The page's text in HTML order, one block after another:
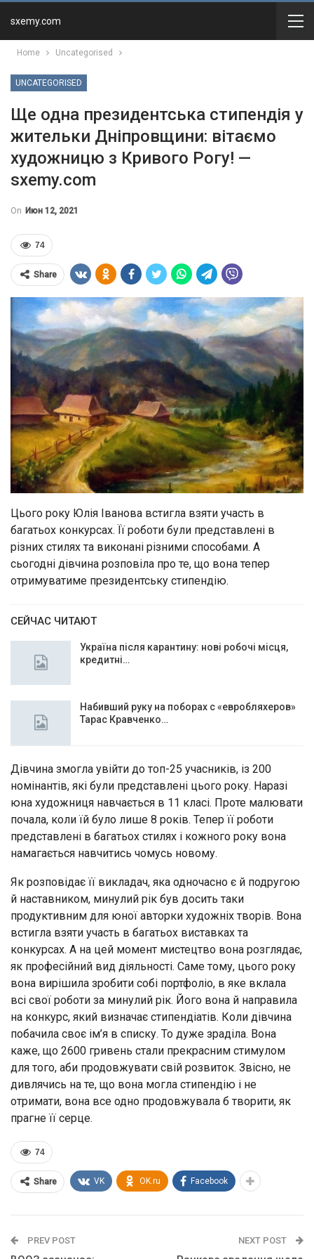
sxemy.com
Home Uncategorised
UNCATEGORISED
Ще одна президентська стипендія у
жительки Дніпровщини: вітаємо
художницю з Кривого Рогу! —
sxemy.com
On Июн 12, 2021
74
Share
Цього року Юлія Іванова встигла взяти участь в
багатьох конкурсах. Її роботи були представлені в
різних стилях та виконані різними способами. А
сьогодні дівчина розповіла про те, що вона тепер
отримуватиме президентську стипендію.
СЕЙЧАС ЧИТАЮТ
Україна після карантину: нові робочі місця,
кредитні…
Набивший руку на поборах с «евробляхеров»
Тарас Кравченко…
Дівчина змогла увійти до топ-25 учасників, із 200
номінантів, які були представлені цього року. Наразі
юна художниця навчається в 11 класі. Проте малювати
почала, коли їй було лише 8 років. Тепер її роботи
представлені в багатьох стилях і кожного року вона
намагається навчитись чомусь новому.
Як розповідає її викладач, яка одночасно є й подругою
й наставником, минулий рік був досить таки
продуктивним для юної авторки художніх творів. Вона
встигла взяти участь в багатьох виставках та
конкурсах. А на цей момент мистецтво вона розглядає,
як професійний вид діяльності. Саме тому, цього року
вона вирішила зробити собі портфоліо, в яке вклала
всі свої роботи за минулий рік. Його вона й направила
на конкурс, який визначає стипендіатів. Коли дівчина
побачила своє ім’я в списку. То дуже зраділа. Вона
каже, що 2600 гривень стали прекрасним стимулом
для того, аби продовжувати свій розвиток. Звісно, не
дивлячись на те, що вона могла стипендію і не
отримати, вона все одно продовжувала б творити, як
прагне її серце.
74
Share VK OK.ru Facebook
PREV POST NEXT POST